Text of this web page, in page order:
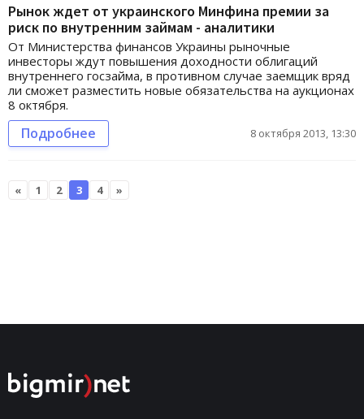
Рынок ждет от украинского Минфина премии за
риск по внутренним займам - аналитики
От Министерства финансов Украины рыночные
инвесторы ждут повышения доходности облигаций
внутреннего госзайма, в противном случае заемщик вряд
ли сможет разместить новые обязательства на аукционах
8 октября.
Подробнее 8 октября 2013, 13:30
« 1 2 3 4 »